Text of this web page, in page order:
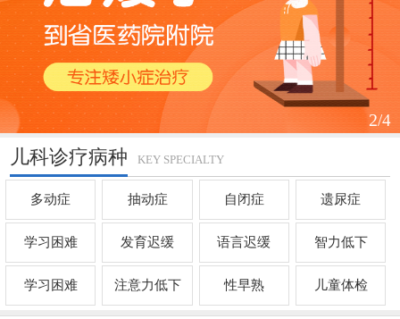
2/4
儿科诊疗病种 KEY SPECIALTY
多动症 抽动症 自闭症 遗尿症
学习困难 发育迟缓 语言迟缓 智力低下
学习困难 注意力低下 性早熟 儿童体检